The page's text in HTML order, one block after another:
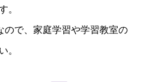
。
で、家庭学習や学習教室の
。